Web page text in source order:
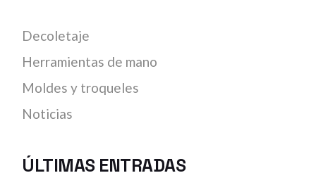
Decoletaje
Herramientas de mano
Moldes y troqueles
Noticias
ÚLTIMAS ENTRADAS